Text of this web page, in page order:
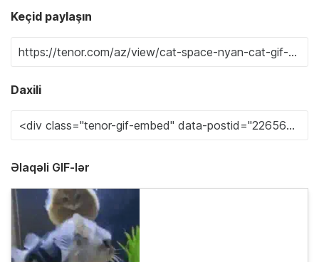
Keçid paylaşın
Daxili
Əlaqəli GIF-lər